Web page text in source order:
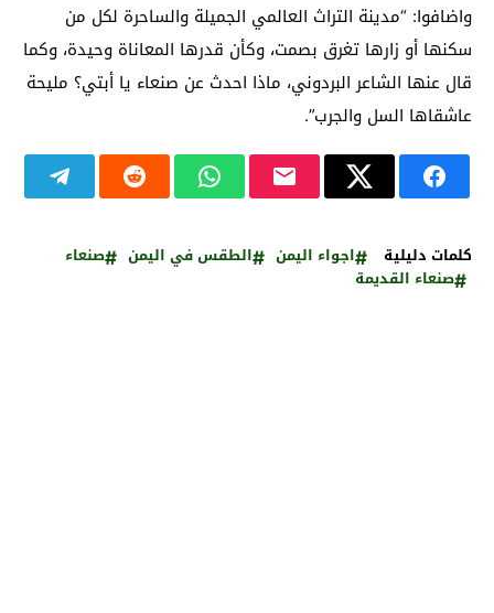
واضافوا: “مدينة التراث العالمي الجميلة والساحرة لكل من
سكنها أو زارها تغرق بصمت، وكأن قدرها المعاناة وحيدة، وكما
قال عنها الشاعر البردوني، ماذا احدث عن صنعاء يا أبتي؟ مليحة
عاشقاها السل والجرب”.
كلمات دليلية اجواء اليمن الطقس في اليمن
صنعاء
صنعاء القديمة